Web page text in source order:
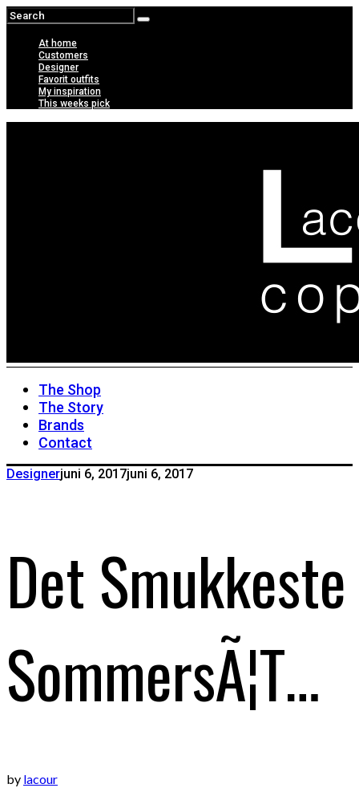
At home
Customers
Designer
Favorit outfits
My inspiration
This weeks pick
The Shop
The Story
Brands
Contact
Designerjuni 6, 2017juni 6, 2017
Det Smukkeste
SommersÃ¦t…
by lacour